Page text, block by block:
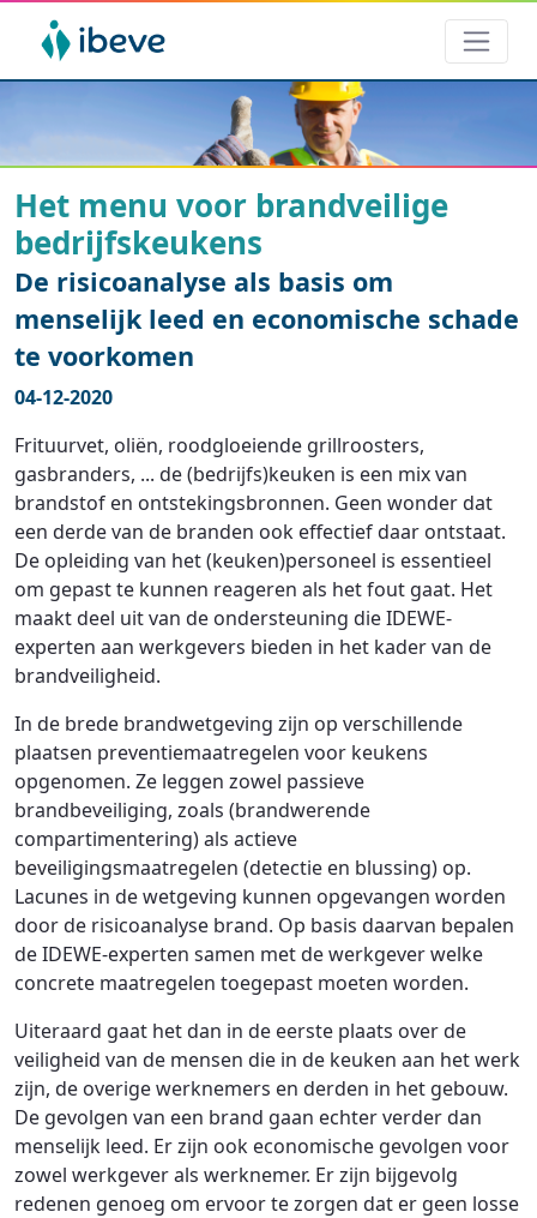
Het menu voor brandveilige
bedrijfskeukens
De risicoanalyse als basis om
menselijk leed en economische schade
te voorkomen
04-12-2020
Frituurvet, oliën, roodgloeiende grillroosters,
gasbranders, ... de (bedrijfs)keuken is een mix van
brandstof en ontstekingsbronnen. Geen wonder dat
een derde van de branden ook effectief daar ontstaat.
De opleiding van het (keuken)personeel is essentieel
om gepast te kunnen reageren als het fout gaat. Het
maakt deel uit van de ondersteuning die IDEWE-
experten aan werkgevers bieden in het kader van de
brandveiligheid.
In de brede brandwetgeving zijn op verschillende
plaatsen preventiemaatregelen voor keukens
opgenomen. Ze leggen zowel passieve
brandbeveiliging, zoals (brandwerende
compartimentering) als actieve
beveiligingsmaatregelen (detectie en blussing) op.
Lacunes in de wetgeving kunnen opgevangen worden
door de risicoanalyse brand. Op basis daarvan bepalen
de IDEWE-experten samen met de werkgever welke
concrete maatregelen toegepast moeten worden.
Uiteraard gaat het dan in de eerste plaats over de
veiligheid van de mensen die in de keuken aan het werk
zijn, de overige werknemers en derden in het gebouw.
De gevolgen van een brand gaan echter verder dan
menselijk leed. Er zijn ook economische gevolgen voor
zowel werkgever als werknemer. Er zijn bijgevolg
redenen genoeg om ervoor te zorgen dat er geen losse